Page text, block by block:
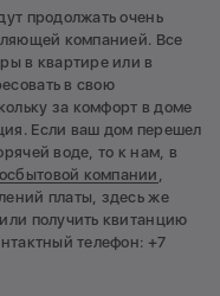
продолжать очень
компанией. Все
в квартире или в
в свою
за комфорт в доме
Если ваш дом перешел
воде, то к нам, в
компании ,
платы, здесь же
получить квитанцию
телефон: +7